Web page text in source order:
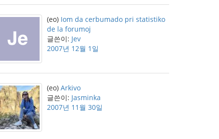
(eo) Iom da cerbumado pri statistiko
de la forumoj
글쓴이: Jev
2007년 12월 1일
(eo) Arkivo
글쓴이: Jasminka
2007년 11월 30일